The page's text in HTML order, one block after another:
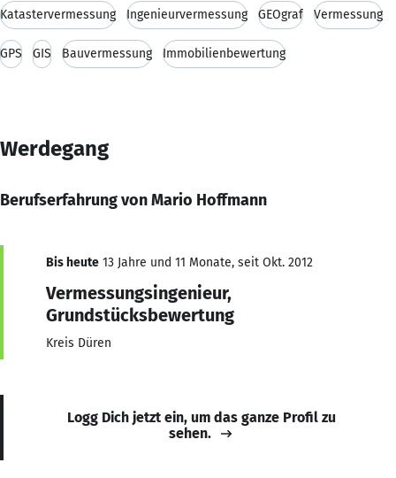
Katastervermessung Ingenieurvermessung GEOgraf Vermessung
GPS GIS Bauvermessung Immobilienbewertung
Werdegang
Berufserfahrung von Mario Hoffmann
Bis heute 13 Jahre und 11 Monate, seit Okt. 2012
Vermessungsingenieur,
Grundstücksbewertung
Kreis Düren
Logg Dich jetzt ein, um das ganze Profil zu
sehen.